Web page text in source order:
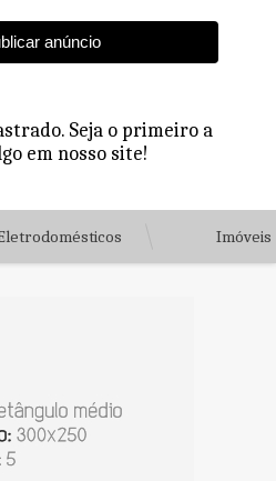
anúncio
Seja o primeiro a
em nosso site!
Imóveis